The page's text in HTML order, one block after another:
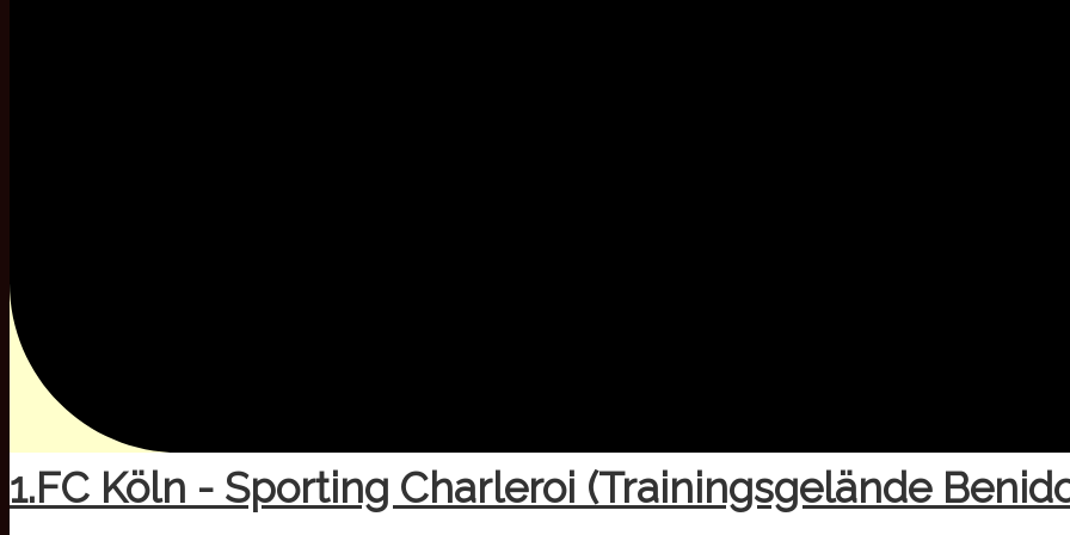
1.FC Köln - Sporting Charleroi (Trainingsgelände